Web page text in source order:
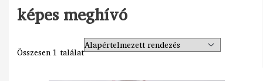
képes meghívó
Összesen 1 találat